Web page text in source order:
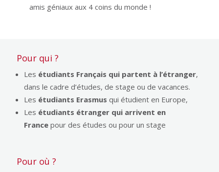
amis géniaux aux 4 coins du monde !
Pour qui ?
Les étudiants Français qui partent à l’étranger,
dans le cadre d’études, de stage ou de vacances.
Les étudiants Erasmus qui étudient en Europe,
Les étudiants étranger qui arrivent en
France pour des études ou pour un stage
Pour où ?